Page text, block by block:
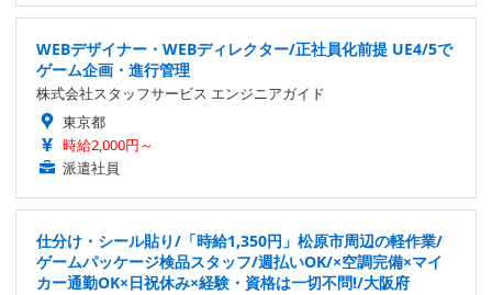
WEBデザイナー・WEBディレクター/正社員化前提 UE4/5で
ゲーム企画・進行管理
株式会社スタッフサービス エンジニアガイド
東京都
時給2,000円～
派遣社員
仕分け・シール貼り/「時給1,350円」松原市周辺の軽作業/
ゲームパッケージ検品スタッフ/週払いOK/×空調完備×マイ
カー通勤OK×日祝休み×経験・資格は一切不問!/大阪府